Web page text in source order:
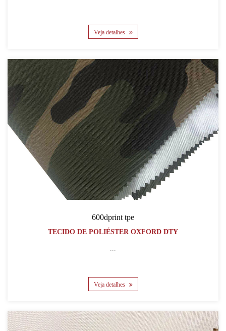
Veja detalhes
600dprint tpe
TECIDO DE POLIÉSTER OXFORD DTY
Veja detalhes